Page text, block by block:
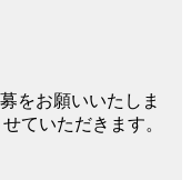
をお願いいたしま
ていただきます。